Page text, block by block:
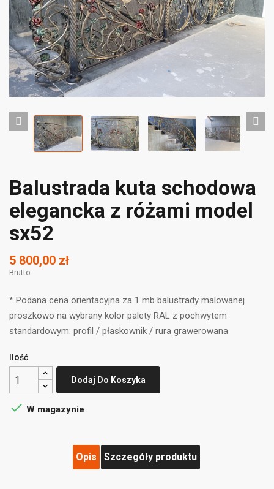
Balustrada kuta schodowa
elegancka z różami model
sx52
5 800,00 zł
Brutto
* Podana cena orientacyjna za 1 mb balustrady malowanej
proszkowo na wybrany kolor palety RAL z pochwytem
standardowym: profil / płaskownik / rura grawerowana
Ilość
Dodaj Do Koszyka
 W magazynie
Opis Szczegóły produktu